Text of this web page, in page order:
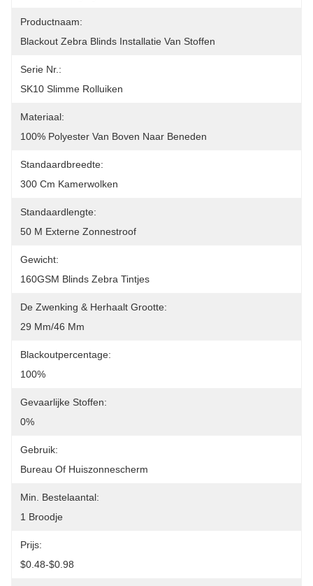
Productnaam:
Blackout Zebra Blinds Installatie Van Stoffen
Serie Nr.:
SK10 Slimme Rolluiken
Materiaal:
100% Polyester Van Boven Naar Beneden
Standaardbreedte:
300 Cm Kamerwolken
Standaardlengte:
50 M Externe Zonnestroof
Gewicht:
160GSM Blinds Zebra Tintjes
De Zwenking & Herhaalt Grootte:
29 Mm/46 Mm
Blackoutpercentage:
100%
Gevaarlijke Stoffen:
0%
Gebruik:
Bureau Of Huiszonnescherm
Min. Bestelaantal:
1 Broodje
Prijs:
$0.48-$0.98